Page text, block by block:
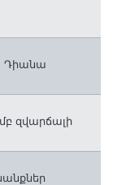
Դիանա
զվարճալի